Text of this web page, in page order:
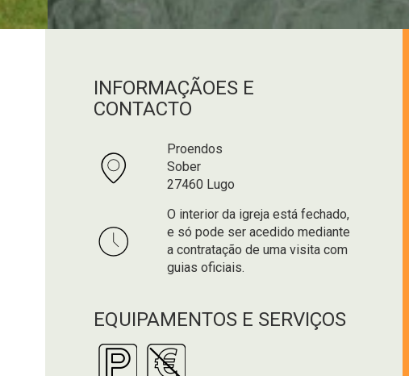
INFORMAÇÃOES E
CONTACTO
Proendos
Sober
27460 Lugo
O interior da igreja está fechado,
e só pode ser acedido mediante
a contratação de uma visita com
guias oficiais.
EQUIPAMENTOS E SERVIÇOS